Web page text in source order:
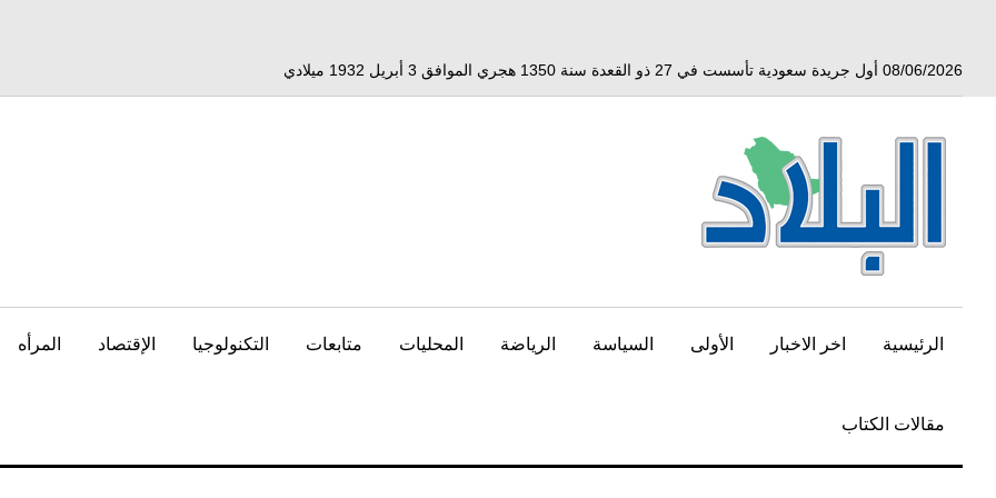
08/06/2026 أول جريدة سعودية تأسست في 27 ذو القعدة سنة 1350 هجري الموافق 3 أبريل 1932 ميلادي
الرئيسية اخر الاخبار الأولى السياسة الرياضة المحليات متابعات التكنولوجيا الإقتصاد المرأه
مقالات الكتاب